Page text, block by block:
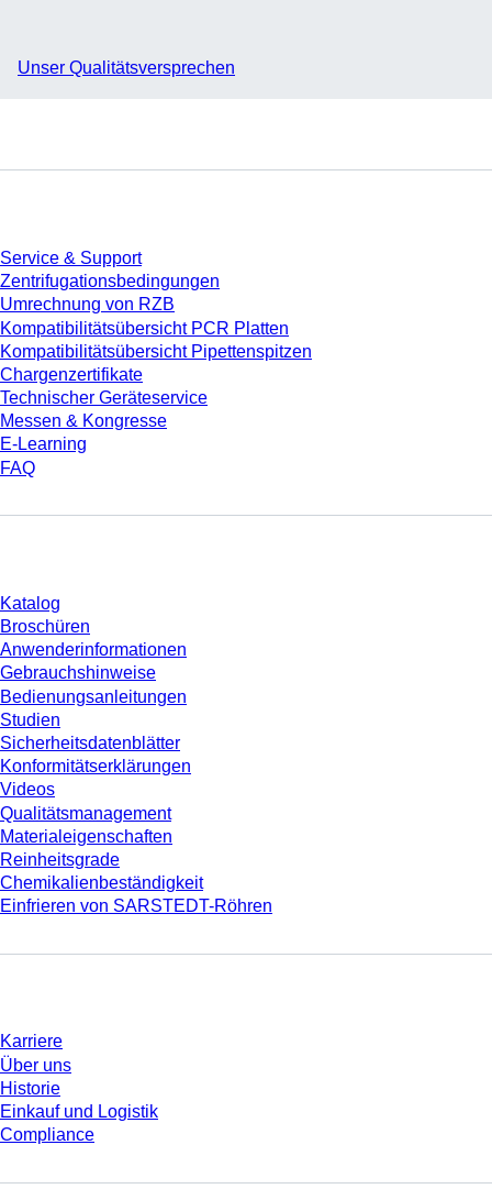
Unser Qualitätsversprechen
Service & Support
Zentrifugationsbedingungen
Umrechnung von RZB
Kompatibilitätsübersicht PCR Platten
Kompatibilitätsübersicht Pipettenspitzen
Chargenzertifikate
Technischer Geräteservice
Messen & Kongresse
E-Learning
FAQ
Katalog
Broschüren
Anwenderinformationen
Gebrauchshinweise
Bedienungsanleitungen
Studien
Sicherheitsdatenblätter
Konformitätserklärungen
Videos
Qualitätsmanagement
Materialeigenschaften
Reinheitsgrade
Chemikalienbeständigkeit
Einfrieren von SARSTEDT-Röhren
Karriere
Über uns
Historie
Einkauf und Logistik
Compliance